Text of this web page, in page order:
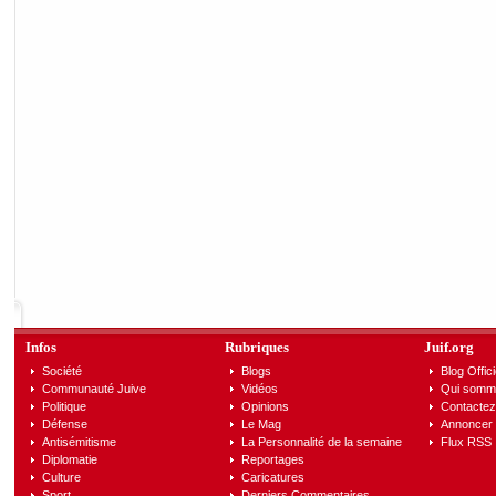
Infos
Société
Communauté Juive
Politique
Défense
Antisémitisme
Diplomatie
Culture
Rubriques
Blogs
Vidéos
Opinions
Le Mag
La Personnalité de la semaine
Reportages
Caricatures
Juif.org
Blog
Qui
Annoncer
Flux RSS